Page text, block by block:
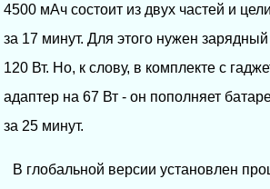
4500 мАч состоит из двух частей и
за 17 минут. Для этого нужен
120 Вт. Но, к слову, в комплекте с
адаптер на 67 Вт - он пополняет
за 25 минут.
В глобальной версии установлен